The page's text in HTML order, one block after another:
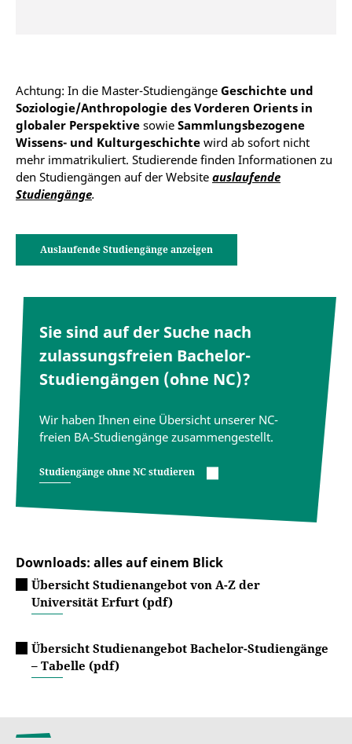
Achtung: In die Master-Studiengänge Geschichte und
Soziologie/Anthropologie des Vorderen Orients in
globaler Perspektive sowie Sammlungsbezogene
Wissens- und Kulturgeschichte wird ab sofort nicht
mehr immatrikuliert. Studierende finden Informationen zu
den Studiengängen auf der Website auslaufende
Studiengänge.
Auslaufende Studiengänge anzeigen
Sie sind auf der Suche nach
zulassungsfreien Bachelor-
Studiengängen (ohne NC)?
Wir haben Ihnen eine Übersicht unserer NC-
freien BA-Studiengänge zusammengestellt.
Studiengänge ohne NC studieren
Downloads: alles auf einem Blick
Übersicht Studienangebot von A-Z der
Universität Erfurt (pdf)
Übersicht Studienangebot Bachelor-Studiengänge
– Tabelle (pdf)